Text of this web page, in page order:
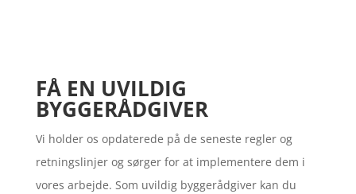
FÅ EN UVILDIG
BYGGERÅDGIVER
Vi holder os opdaterede på de seneste regler og
retningslinjer og sørger for at implementere dem i
vores arbejde. Som uvildig byggerådgiver kan du